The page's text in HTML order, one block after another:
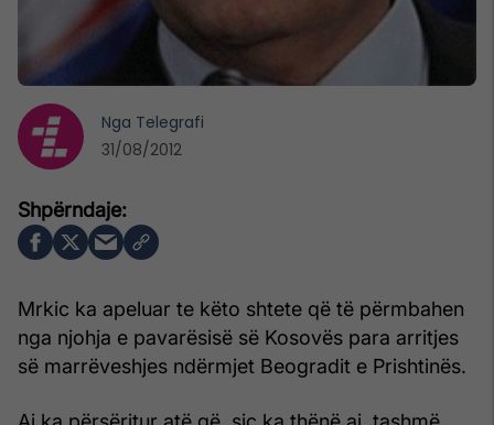
Mrkic ka apeluar te këto shtete që të përmbahen
nga njohja e pavarësisë së Kosovës para arritjes
së marrëveshjes ndërmjet Beogradit e Prishtinës.
Nga Telegrafi
31/08/2012